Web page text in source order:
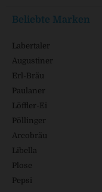
Beliebte Marken
Labertaler
Augustiner
Erl-Bräu
Paulaner
Löffler-Ei
Pöllinger
Arcobräu
Libella
Plose
Pepsi